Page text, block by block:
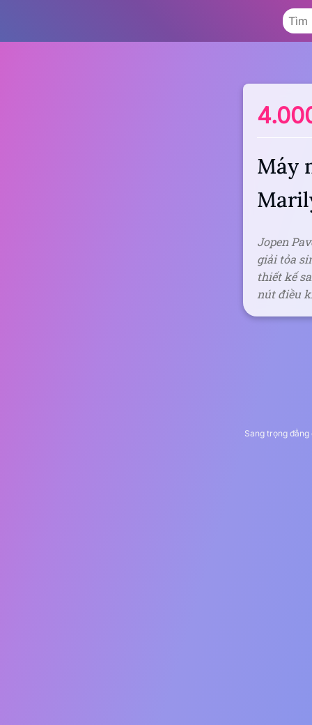
Máy
Jopen
giải tỏa
thiết kế
nút điều
Sang trọng đẳng